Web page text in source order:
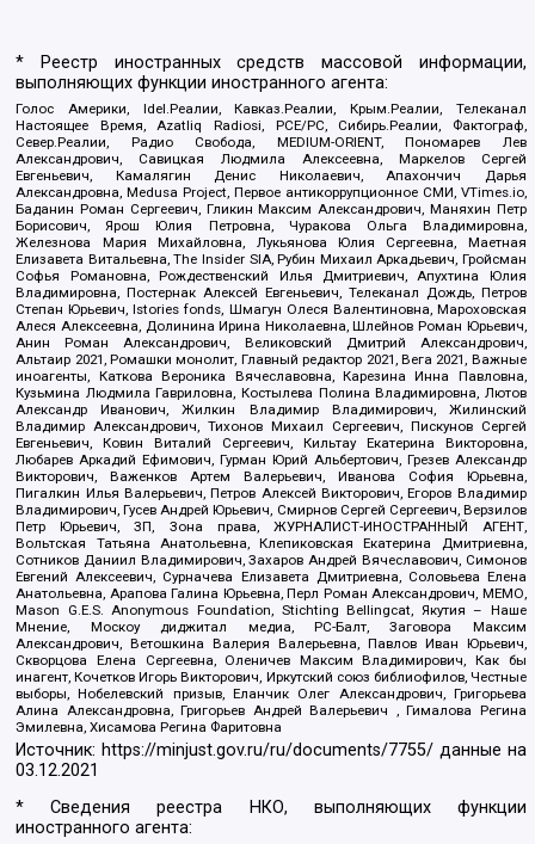
* Реестр иностранных средств массовой информации,
выполняющих функции иностранного агента:
Голос Америки, Idel.Реалии, Кавказ.Реалии, Крым.Реалии, Телеканал
Настоящее Время, Azatliq Radiosi, PCE/PC, Сибирь.Реалии, Фактограф,
Север.Реалии, Радио Свобода, MEDIUM-ORIENT, Пономарев Лев
Александрович, Савицкая Людмила Алексеевна, Маркелов Сергей
Евгеньевич, Камалягин Денис Николаевич, Апахончич Дарья
Александровна, Medusa Project, Первое антикоррупционное СМИ, VTimes.io,
Баданин Роман Сергеевич, Гликин Максим Александрович, Маняхин Петр
Борисович, Ярош Юлия Петровна, Чуракова Ольга Владимировна,
Железнова Мария Михайловна, Лукьянова Юлия Сергеевна, Маетная
Елизавета Витальевна, The Insider SIA, Рубин Михаил Аркадьевич, Гройсман
Софья Романовна, Рождественский Илья Дмитриевич, Апухтина Юлия
Владимировна, Постернак Алексей Евгеньевич, Телеканал Дождь, Петров
Степан Юрьевич, Istories fonds, Шмагун Олеся Валентиновна, Мароховская
Алеся Алексеевна, Долинина Ирина Николаевна, Шлейнов Роман Юрьевич,
Анин Роман Александрович, Великовский Дмитрий Александрович,
Альтаир 2021, Ромашки монолит, Главный редактор 2021, Вега 2021, Важные
иноагенты, Каткова Вероника Вячеславовна, Карезина Инна Павловна,
Кузьмина Людмила Гавриловна, Костылева Полина Владимировна, Лютов
Александр Иванович, Жилкин Владимир Владимирович, Жилинский
Владимир Александрович, Тихонов Михаил Сергеевич, Пискунов Сергей
Евгеньевич, Ковин Виталий Сергеевич, Кильтау Екатерина Викторовна,
Любарев Аркадий Ефимович, Гурман Юрий Альбертович, Грезев Александр
Викторович, Важенков Артем Валерьевич, Иванова София Юрьевна,
Пигалкин Илья Валерьевич, Петров Алексей Викторович, Егоров Владимир
Владимирович, Гусев Андрей Юрьевич, Смирнов Сергей Сергеевич, Верзилов
Петр Юрьевич, ЗП, Зона права, ЖУРНАЛИСТ-ИНОСТРАННЫЙ АГЕНТ,
Вольтская Татьяна Анатольевна, Клепиковская Екатерина Дмитриевна,
Сотников Даниил Владимирович, Захаров Андрей Вячеславович, Симонов
Евгений Алексеевич, Сурначева Елизавета Дмитриевна, Соловьева Елена
Анатольевна, Арапова Галина Юрьевна, Перл Роман Александрович, МЕМО,
Mason G.E.S. Anonymous Foundation, Stichting Bellingcat, Якутия – Наше
Мнение, Москоу диджитал медиа, РС-Балт, Заговора Максим
Александрович, Ветошкина Валерия Валерьевна, Павлов Иван Юрьевич,
Скворцова Елена Сергеевна, Оленичев Максим Владимирович, Как бы
инагент, Кочетков Игорь Викторович, Иркутский союз библиофилов, Честные
выборы, Нобелевский призыв, Еланчик Олег Александрович, Григорьева
Алина Александровна, Григорьев Андрей Валерьевич , Гималова Регина
Эмилевна, Хисамова Регина Фаритовна
Источник: https://minjust.gov.ru/ru/documents/7755/ данные на
03.12.2021
* Сведения реестра НКО, выполняющих функции
иностранного агента: